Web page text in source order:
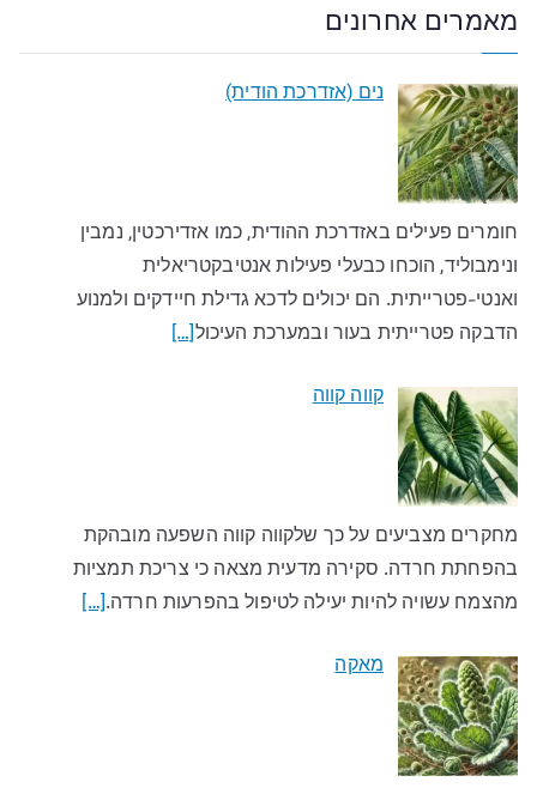
מאמרים אחרונים
נים (אזדרכת הודית)
חומרים פעילים באזדרכת ההודית, כמו אזדירכטין, נמבין
ונימבוליד, הוכחו כבעלי פעילות אנטיבקטריאלית
ואנטי-פטרייתית. הם יכולים לדכא גדילת חיידקים ולמנוע
הדבקה פטרייתית בעור ובמערכת העיכול[…]
קווה קווה
מחקרים מצביעים על כך שלקווה קווה השפעה מובהקת
בהפחתת חרדה. סקירה מדעית מצאה כי צריכת תמציות
מהצמח עשויה להיות יעילה לטיפול בהפרעות חרדה.[…]
מאקה